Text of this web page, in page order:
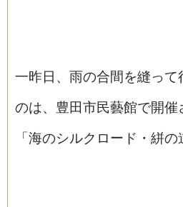
一昨日、雨の合間を縫って
のは、豊田市民藝館で開催
「海のシルクロード・絣の